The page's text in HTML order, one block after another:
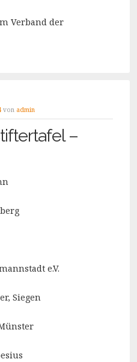
Verband der
von admin
–
e.V.
Siegen